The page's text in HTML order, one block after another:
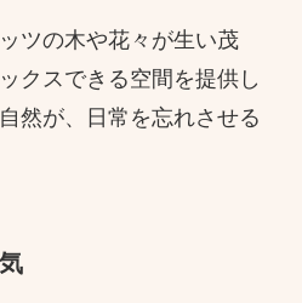
ツの木や花々が生い茂
クスできる空間を提供し
然が、日常を忘れさせる